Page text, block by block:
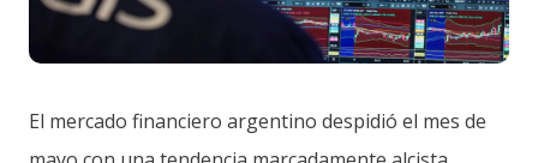
El mercado financiero argentino despidió el mes de